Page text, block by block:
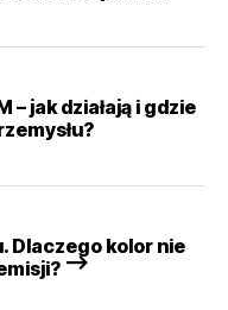
– jak działają i gdzie
Dlaczego kolor nie
–>